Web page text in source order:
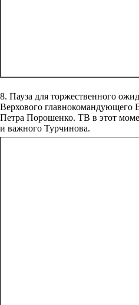
8. Пауза для торжественного
Верхового
Петра Порошенко. ТВ в этот
и важного Турчинова.